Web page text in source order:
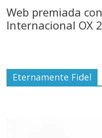
Web premiada
Internacional OX
Eternamente Fidel